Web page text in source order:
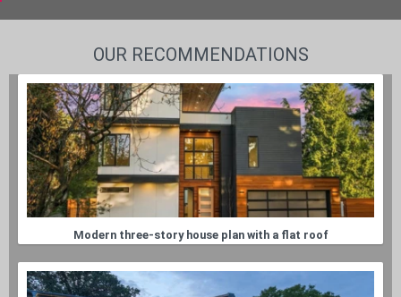
OUR RECOMMENDATIONS
Modern three-story house plan with a flat roof